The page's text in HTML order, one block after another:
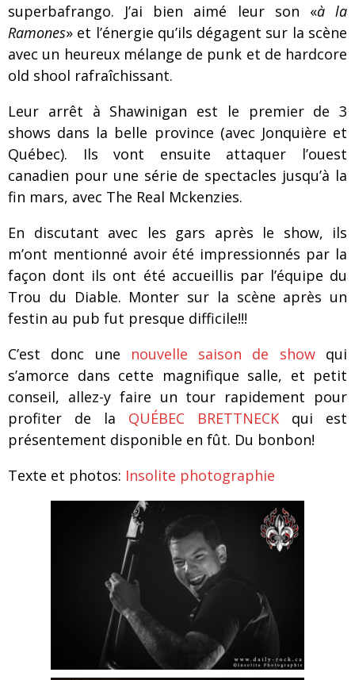
superbafrango. J’ai bien aimé leur son «à la
Ramones» et l’énergie qu’ils dégagent sur la scène
avec un heureux mélange de punk et de hardcore
old shool rafraîchissant.
Leur arrêt à Shawinigan est le premier de 3
shows dans la belle province (avec Jonquière et
Québec). Ils vont ensuite attaquer l’ouest
canadien pour une série de spectacles jusqu’à la
fin mars, avec The Real Mckenzies.
En discutant avec les gars après le show, ils
m’ont mentionné avoir été impressionnés par la
façon dont ils ont été accueillis par l’équipe du
Trou du Diable. Monter sur la scène après un
festin au pub fut presque difficile!!!
C’est donc une nouvelle saison de showqui
s’amorce dans cette magnifique salle, et petit
conseil, allez-y faire un tour rapidement pour
profiter de la QUÉBEC BRETTNECK qui est
présentement disponible en fût. Du bonbon!
Texte et photos: Insolite photographie